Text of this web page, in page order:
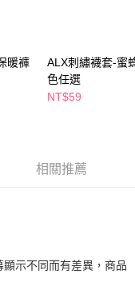
面顯示為準，若有關於
support/home
交易相關給付款項請求債
人之同意方可使用
失，本公司不負相關責
之用戶狀況，依本公司即
暖褲
ALX刺繡襪套-蜜
色任選
NT$59
相關推薦
示不同而有差異，商品